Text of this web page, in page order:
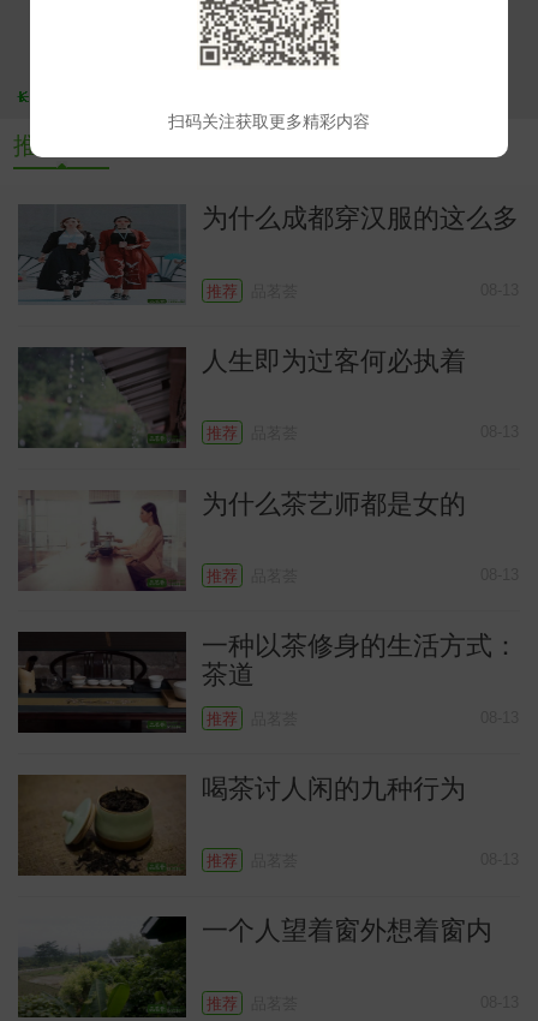
扫码关注获取更多精彩内容
常
推荐文章
为什么成都穿汉服的这么多
推荐
人生即为过客何必执着
推荐
为什么茶艺师都是女的
推荐
一种以茶修身的生活方式：
茶道
推荐
喝茶讨人闲的九种行为
推荐
一个人望着窗外想着窗内
推荐